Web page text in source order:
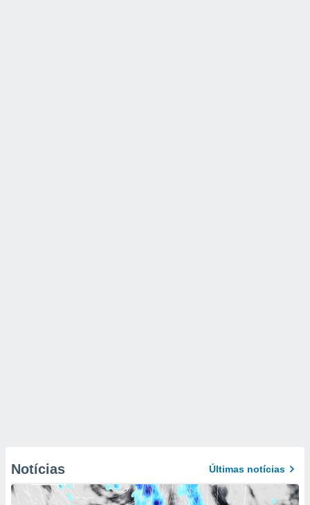
Notícias Últimas notícias